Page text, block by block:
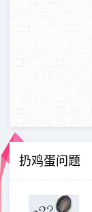
扔鸡蛋问题